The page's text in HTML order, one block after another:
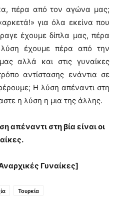
πέρα από τον αγώνα μας;
για όλα εκείνα που
έχουμε δίπλα μας, πέρα
έχουμε πέρα από την
αλλά και στις γυναίκες
αντίστασης ενάντια σε
Η λύση απέναντι στη
η λύση η μια της άλλης.
απέναντι στη βία είναι οι
Γυναίκες]
Τουρκία